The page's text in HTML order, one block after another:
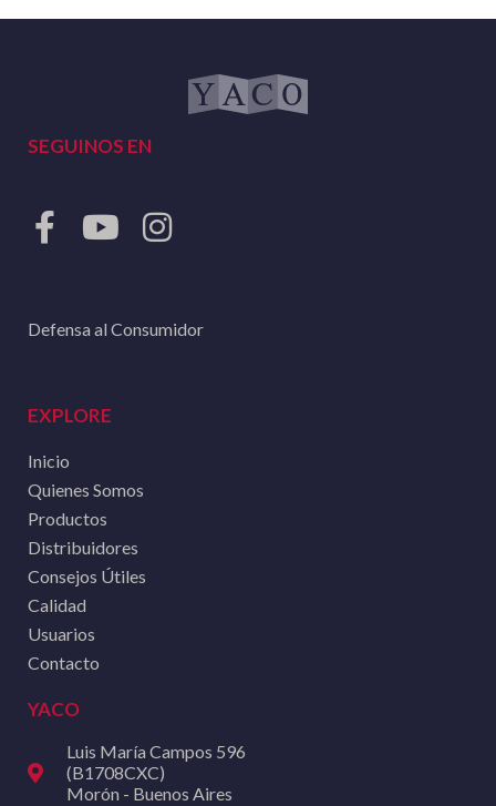
SEGUINOS EN
Defensa al Consumidor
EXPLORE
Inicio
Quienes Somos
Productos
Distribuidores
Consejos Útiles
Calidad
Usuarios
Contacto
YACO
Luis María Campos 596
(B1708CXC)
Morón - Buenos Aires